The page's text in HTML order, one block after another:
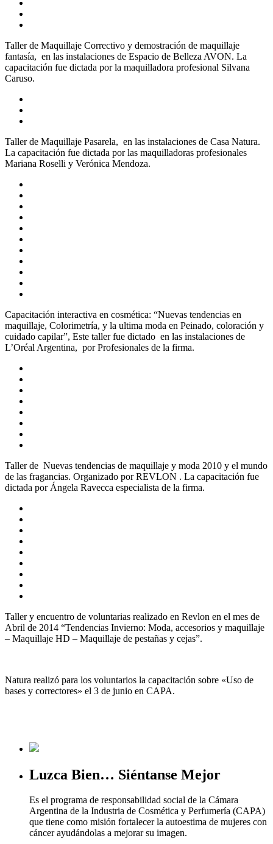
Taller de Maquillaje Correctivo y demostración de maquillaje
fantasía, en las instalaciones de Espacio de Belleza AVON. La
capacitación fue dictada por la maquilladora profesional Silvana
Caruso.
Taller de Maquillaje Pasarela, en las instalaciones de Casa Natura.
La capacitación fue dictada por las maquilladoras profesionales
Mariana Roselli y Verónica Mendoza.
Capacitación interactiva en cosmética: “Nuevas tendencias en
maquillaje, Colorimetría, y la ultima moda en Peinado, coloración y
cuidado capilar”, Este taller fue dictado en las instalaciones de
L’Oréal Argentina, por Profesionales de la firma.
Taller de Nuevas tendencias de maquillaje y moda 2010 y el mundo
de las fragancias. Organizado por REVLON . La capacitación fue
dictada por Ángela Ravecca especialista de la firma.
Taller y encuentro de voluntarias realizado en Revlon en el mes de
Abril de 2014 “Tendencias Invierno: Moda, accesorios y maquillaje
– Maquillaje HD – Maquillaje de pestañas y cejas”.
Natura realizó para los voluntarios la capacitación sobre «Uso de
bases y correctores» el 3 de junio en CAPA.
Luzca Bien… Siéntanse Mejor
Es el programa de responsabilidad social de la Cámara
Argentina de la Industria de Cosmética y Perfumería (CAPA)
que tiene como misión fortalecer la autoestima de mujeres con
cáncer ayudándolas a mejorar su imagen.